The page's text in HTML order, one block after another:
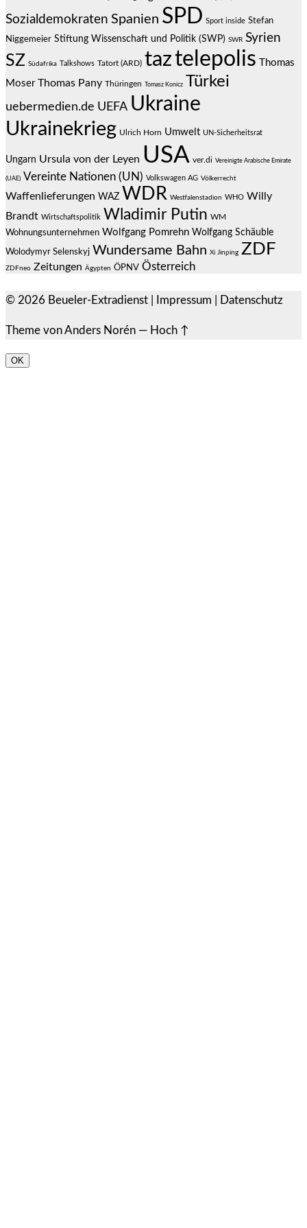
Sozialdemokraten Spanien SPD Sport inside Stefan
Niggemeier Stiftung Wissenschaft und Politik (SWP) SWR Syrien
SZ Südafrika Talkshows Tatort (ARD) taztelepolis Thomas
Moser Thomas Pany Thüringen Tomasz Konicz Türkei
uebermedien.de UEFA Ukraine
Ukrainekrieg Ulrich Horn Umwelt UN-Sicherheitsrat
Ungarn Ursula von der Leyen USA ver.di Vereinigte Arabische Emirate
(UAE) Vereinte Nationen (UN) Volkswagen AG Völkerrecht
Waffenlieferungen WAZ WDR Westfalenstadion WHO Willy
Brandt Wirtschaftspolitik Wladimir Putin WM
Wohnungsunternehmen Wolfgang Pomrehn Wolfgang Schäuble
Wolodymyr Selenskyj Wundersame Bahn Xi Jinping ZDF
ZDFneo Zeitungen Ägypten ÖPNV Österreich
© 2026 Beueler-Extradienst Impressum Datenschutz
Theme vonAnders Norén — Hoch ↑
OK